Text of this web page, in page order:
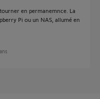
en permanemnce. La
Pi ou un NAS, allumé en